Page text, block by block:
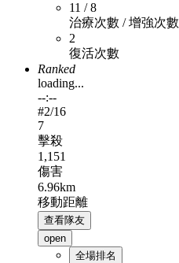
11 / 8
治療次數 / 增強次數
2
復活次數
Ranked
loading...
--:--
#2/16
7
擊殺
1,151
傷害
6.96km
移動距離
查看隊友
open
全場排名